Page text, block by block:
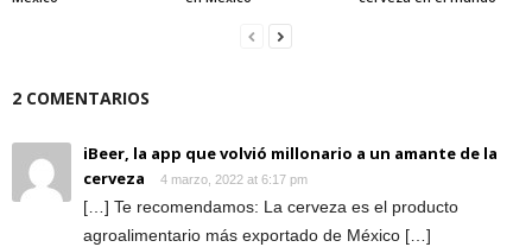
2 COMENTARIOS
iBeer, la app que volvió millonario a un amante de la
cerveza
4 marzo, 2022 at 6:17 pm
[…] Te recomendamos: La cerveza es el producto
agroalimentario más exportado de México […]